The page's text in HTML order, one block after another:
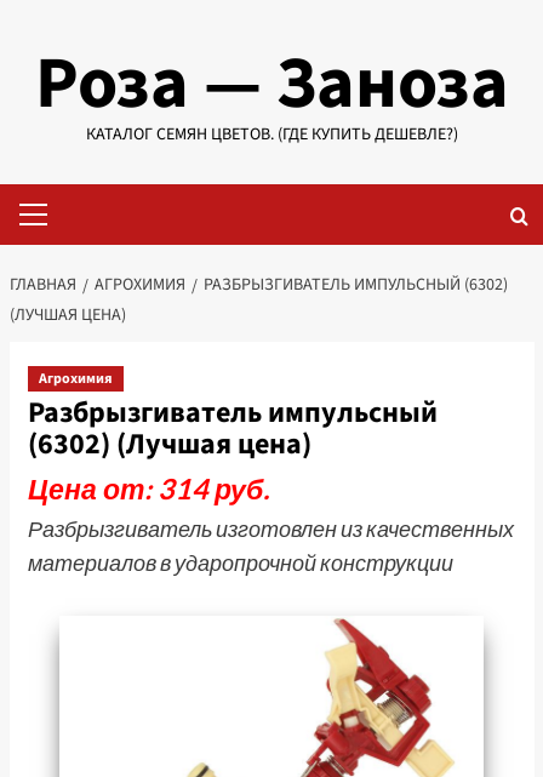
содержимому
Роза — Заноза
КАТАЛОГ СЕМЯН ЦВЕТОВ. (ГДЕ КУПИТЬ ДЕШЕВЛЕ?)
меню
ГЛАВНАЯ АГРОХИМИЯ
РАЗБРЫЗГИВАТЕЛЬ ИМПУЛЬСНЫЙ (6302)
(ЛУЧШАЯ ЦЕНА)
Агрохимия
Разбрызгиватель импульсный
(6302) (Лучшая цена)
Цена от: 314 руб.
Разбрызгиватель изготовлен из качественных
материалов в ударопрочной конструкции